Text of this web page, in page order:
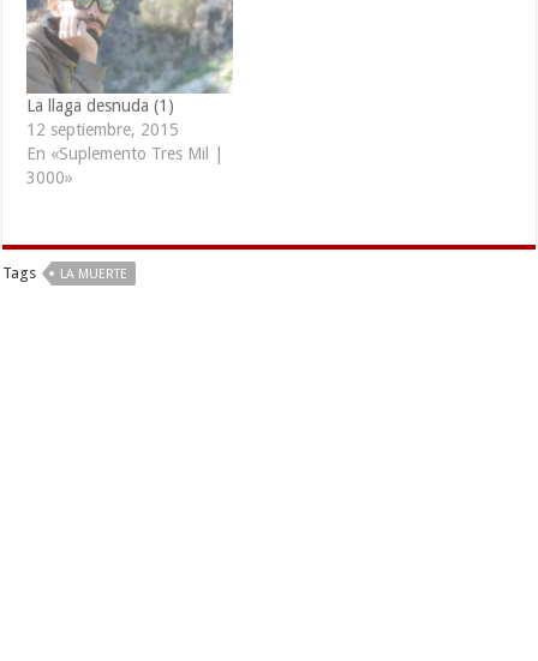
La llaga desnuda (1)
12 septiembre, 2015
En «Suplemento Tres Mil |
3000»
Tags LA MUERTE